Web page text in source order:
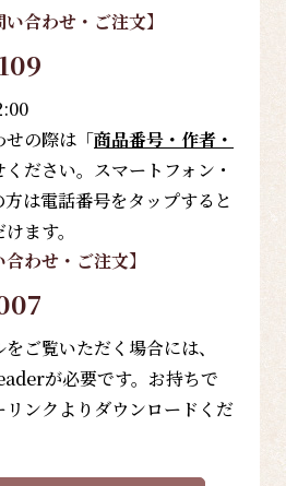
い合わせ・ご注文】
の際は「商品番号・作者・
ください。スマートフォン・
は電話番号をタップすると
ます。
合わせ・ご注文】
ご覧いただく場合には、
が必要です。お持ちで
ンクよりダウンロードくだ